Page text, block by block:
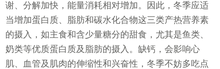
谢、分解加快，能量消耗相对增加。因此，冬季应适
当增加蛋白质、脂肪和碳水化合物这三类产热营养素
的摄入，如主食和含少量糖分的甜食，尤其是鱼类、
奶类等优质蛋白质及脂肪的摄入。缺钙，会影响心
肌、血管及肌肉的伸缩性和兴奋性，冬季不妨多吃点